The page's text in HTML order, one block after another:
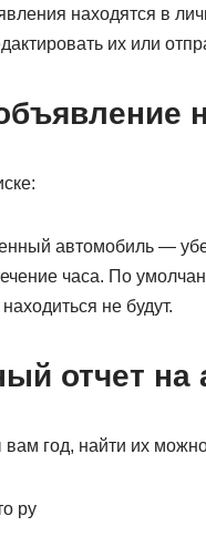
находятся в
их или
автомобиль —
часа. По
не будут.
отчет на
год, найти их
ру